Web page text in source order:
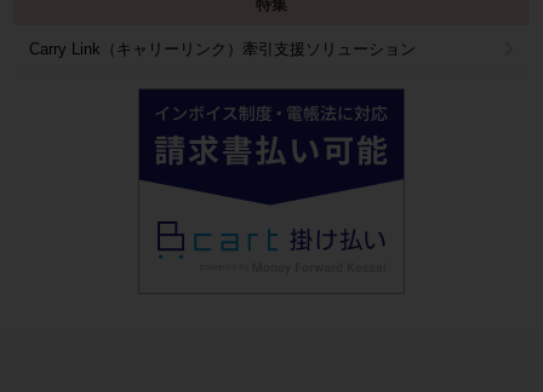
特集
Carry Link（キャリーリンク）牽引支援ソリューション